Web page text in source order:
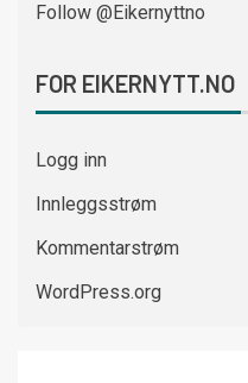
Follow @Eikernyttno
FOR EIKERNYTT.NO
Logg inn
Innleggsstrøm
Kommentarstrøm
WordPress.org